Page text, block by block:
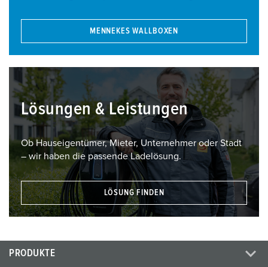
MENNEKES WALLBOXEN
Lösungen & Leistungen
Ob Hauseigentümer, Mieter, Unternehmer oder Stadt
– wir haben die passende Ladelösung.
LÖSUNG FINDEN
PRODUKTE